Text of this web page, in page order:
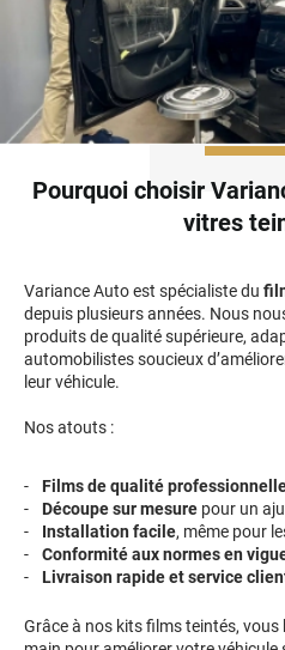
Pourquoi choisir
vitres
Variance Auto est spécialiste du
depuis plusieurs années. Nous
produits de qualité supérieure,
automobilistes soucieux
leur véhicule.
Nos atouts :
Films de qualité
Découpe sur mesure pour un
Installation facile, même pour
Conformité aux normes en
Livraison rapide et service
Grâce à nos kits films teintés, vous